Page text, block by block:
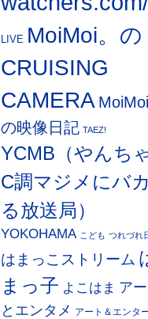
LIVE MoiMoi。の
CRUISING
CAMERA
の映像日記 TAEZ!
YCMB（やんち
C調マジメにバ
る放送局）
YOKOHAMA こども つれづれ
はまっこストリーム
まっ子 よこはま ア
とエンタメ アート＆エンタ